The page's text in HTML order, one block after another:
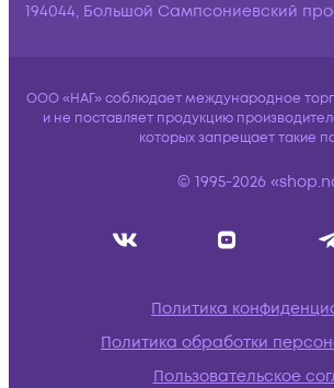
194044, Большой Сампсониевский
ООО «НАГ» соблюдает международное
и не поставляет продукцию
которых запрещает такие
© 1995-2026
Политика
Политика обработки
Пользовательское